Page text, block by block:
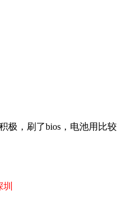
极，刷了bios，电池用比较